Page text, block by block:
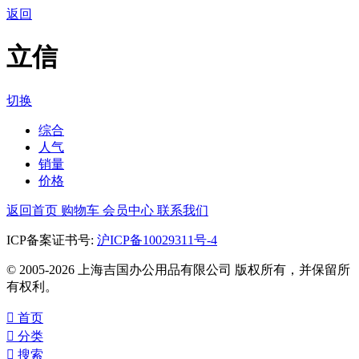
返回
立信
切换
综合
人气
销量
价格
返回首页 购物车 会员中心 联系我们
ICP备案证书号: 沪ICP备10029311号-4
© 2005-2026 上海吉国办公用品有限公司 版权所有，并保留所
有权利。
 首页
 分类
 搜索